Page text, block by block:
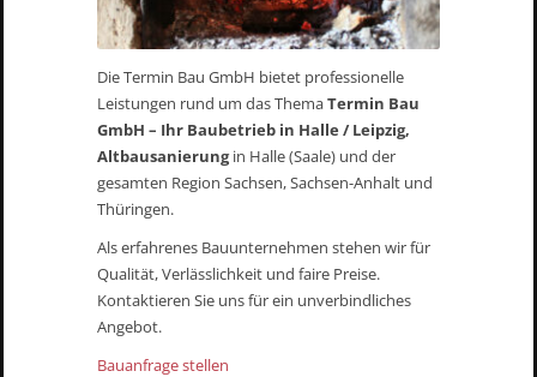
Die Termin Bau GmbH bietet professionelle
Leistungen rund um das ThemaTermin Bau
GmbH – Ihr Baubetrieb in Halle / Leipzig,
Altbausanierungin Halle (Saale) und der
gesamten Region Sachsen, Sachsen-Anhalt und
Thüringen.
Als erfahrenes Bauunternehmen stehen wir für
Qualität, Verlässlichkeit und faire Preise.
Kontaktieren Sie uns für ein unverbindliches
Angebot.
Bauanfrage stellen